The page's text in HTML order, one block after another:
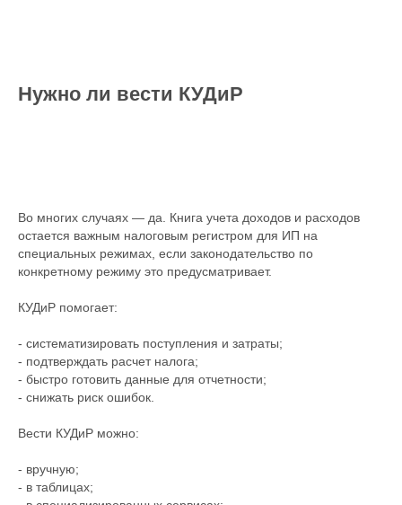
Нужно ли вести КУДиР
Во многих случаях — да. Книга учета доходов и расходов
остается важным налоговым регистром для ИП на
специальных режимах, если законодательство по
конкретному режиму это предусматривает.
КУДиР помогает:
- систематизировать поступления и затраты;
- подтверждать расчет налога;
- быстро готовить данные для отчетности;
- снижать риск ошибок.
Вести КУДиР можно:
- вручную;
- в таблицах;